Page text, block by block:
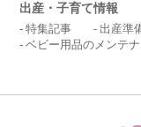
出産・子育て情報
特集記事 出産準
ベビー用品のメンテ